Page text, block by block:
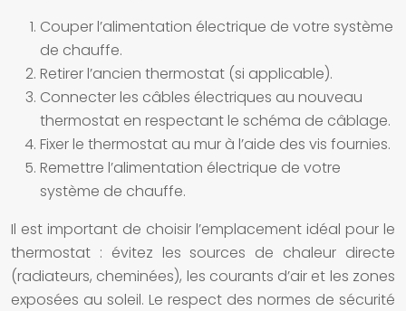
Couper l’alimentation électrique de votre système
de chauffe.
Retirer l’ancien thermostat (si applicable).
Connecter les câbles électriques au nouveau
thermostat en respectant le schéma de câblage.
Fixer le thermostat au mur à l’aide des vis fournies.
Remettre l’alimentation électrique de votre
système de chauffe.
Il est important de choisir l’emplacement idéal pour le
thermostat : évitez les sources de chaleur directe
(radiateurs, cheminées), les courants d’air et les zones
exposées au soleil. Le respect des normes de sécurité